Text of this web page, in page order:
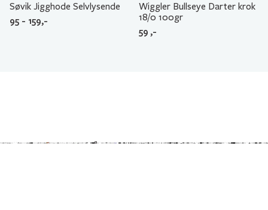
Søvik Jigghode Selvlysende
95 - 159,-
Wiggler Bullseye Darter krok
18/0 100gr
59 ,-